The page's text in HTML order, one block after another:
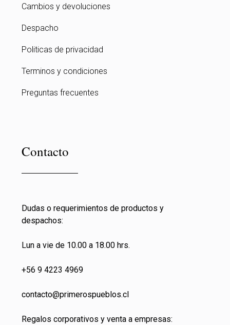
Cambios y devoluciones
Despacho
Politicas de privacidad
Terminos y condiciones
Preguntas frecuentes
Contacto
Dudas o requerimientos de productos y
despachos:
Lun a vie de 10.00 a 18.00 hrs.
+56 9 4223 4969
contacto@primerospueblos.cl
Regalos corporativos y venta a empresas: